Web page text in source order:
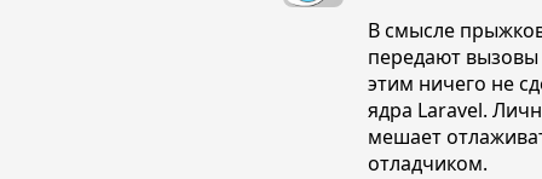
В смысле
передают вызовы
этим ничего не
ядра Laravel.
мешает
отладчиком.